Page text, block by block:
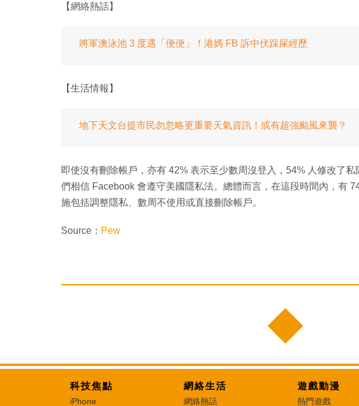
【網絡熱話】
將軍澳泳池 3 度遇「便便」！港媽 FB 訴中伏踩屎經歷
【生活情報】
地下天文台提市民勿忽略更重要天氣資訊！或有超強颱風來襲？
即使沒有刪除帳戶，亦有 42% 表示至少數周沒登入，54% 人修改了
們相信 Facebook 會遵守美國隱私法。總體而言，在這段時間內，有
施包括調整隱私、數周不使用或直接刪除帳戶。
Source： Pew
科技焦點
iPhone
網絡生活
網絡熱話
遊戲動漫
熱門遊戲